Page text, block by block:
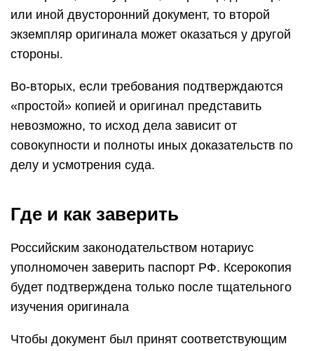
или иной двусторонний документ, то второй
экземпляр оригинала может оказаться у другой
стороны.
Во-вторых, если требования подтверждаются
«простой» копией и оригинал представить
невозможно, то исход дела зависит от
совокупности и полноты иных доказательств по
делу и усмотрения суда.
Где и как заверить
Российским законодательством нотариус
уполномочен заверить паспорт РФ. Ксерокопия
будет подтверждена только после тщательного
изучения оригинала
Чтобы документ был принят соответствующим